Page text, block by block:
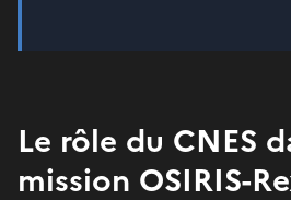
Le rôle du CNES
mission OSIRIS-